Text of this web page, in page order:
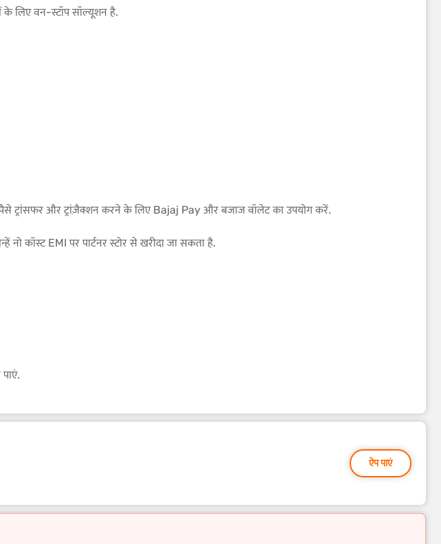
के लिए वन-स्टॉप सॉल्यूशन है.
ट्रांसफर और ट्रांज़ैक्शन करने के लिए Bajaj Pay और बजाज वॉलेट का उपयोग करें.
कॉस्ट EMI पर पार्टनर स्टोर से खरीदा जा सकता है.
ऐप पाएं